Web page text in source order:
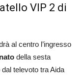
VIP 2 di
al centro l’ingresso
della sesta
televoto tra Aida